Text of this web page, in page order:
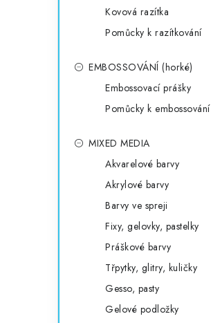
Kovová razítka
Pomůcky k razítkování
EMBOSSOVÁNÍ (horké)
Embossovací prášky
Pomůcky k embossování
MIXED MEDIA
Akvarelové barvy
Akrylové barvy
Barvy ve spreji
Fixy, gelovky, pastelky
Práškové barvy
Třpytky, glitry, kuličky
Gesso, pasty
Gelové podložky